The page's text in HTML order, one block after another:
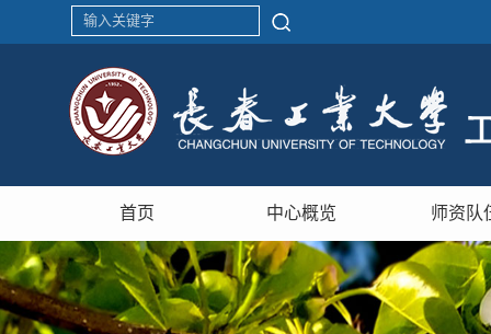
首页 中心概览 师资队